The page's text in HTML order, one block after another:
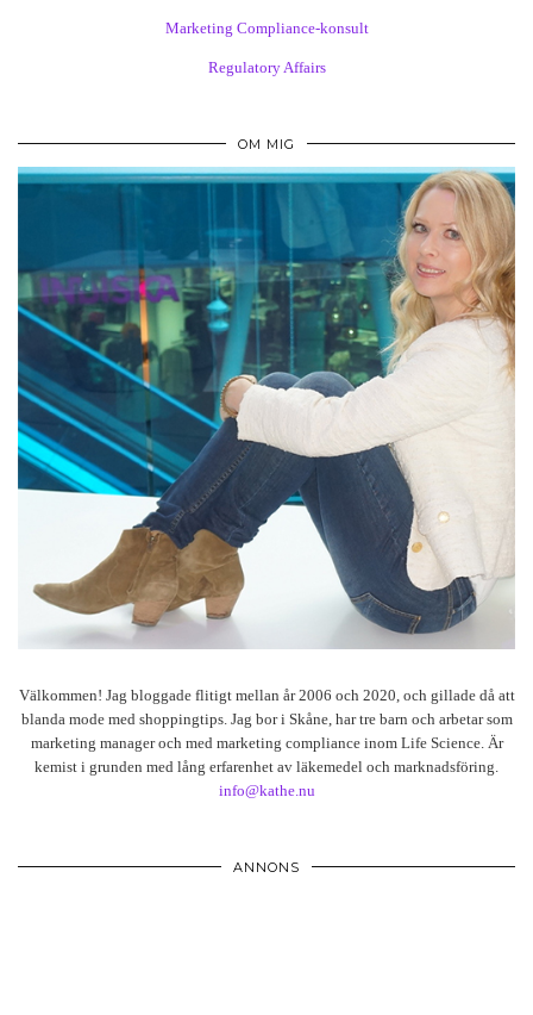
Marketing Compliance-konsult
Regulatory Affairs
OM MIG
Välkommen! Jag bloggade flitigt mellan år 2006 och 2020, och gillade då att
blanda mode med shoppingtips. Jag bor i Skåne, har tre barn och arbetar som
marketing manager och med marketing compliance inom Life Science. Är
kemist i grunden med lång erfarenhet av läkemedel och marknadsföring.
info@kathe.nu
ANNONS